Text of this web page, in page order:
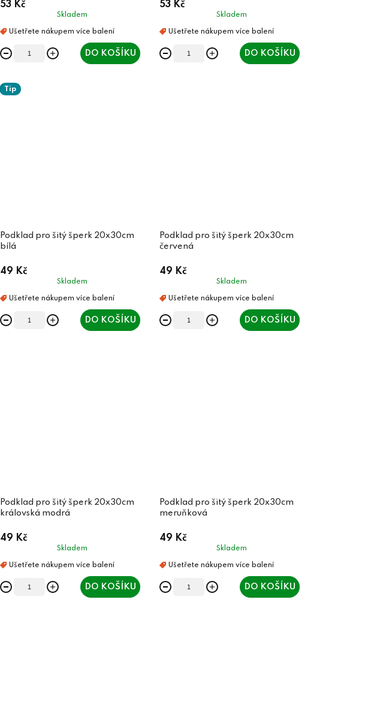
53 Kč
Skladem
DO KOŠÍKU
53 Kč
Skladem
DO KOŠÍKU
Tip
Podklad pro šitý šperk 20x30cm
bílá
49 Kč
Skladem
DO KOŠÍKU
Podklad pro šitý šperk 20x30cm
červená
49 Kč
Skladem
DO KOŠÍKU
Podklad pro šitý šperk 20x30cm
královská modrá
49 Kč
Skladem
DO KOŠÍKU
Podklad pro šitý šperk 20x30cm
meruňková
49 Kč
Skladem
DO KOŠÍKU